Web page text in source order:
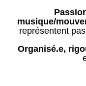
musique/
représentent
Organisé.e,